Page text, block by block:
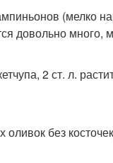
(мелко
довольно
2 ст. л.
без